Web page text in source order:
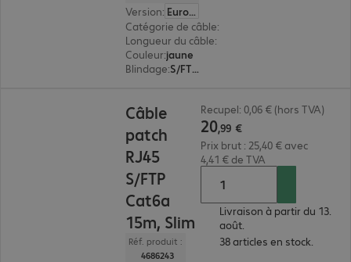
Version:
Europe
Catégorie de câble:
Longueur du câble:
Couleur:jaune
Blindage: S/FTP (PIMF)
Câble
patch
RJ45
S/FTP
Cat6a
15m, Slim
Réf. produit :
4686243
Recupel: 0,06 € (hors TVA)
20,99 €
Prix brut : 25,40 € avec
4,41 € de TVA
Livraison à partir du 13.
août.
38 articles en stock.